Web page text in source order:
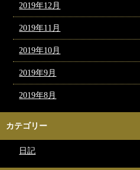
2019年12月
2019年11月
2019年10月
2019年9月
2019年8月
カテゴリー
日記